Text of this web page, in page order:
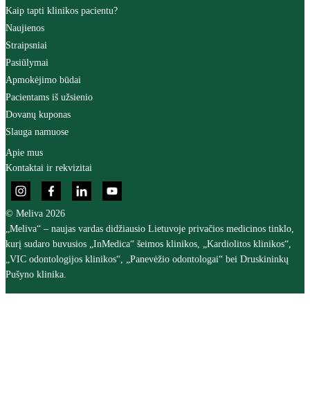
Kaip tapti klinikos pacientu?
Naujienos
Straipsniai
Pasiūlymai
Apmokėjimo būdai
Pacientams iš užsienio
Dovanų kuponas
Slauga namuose
Apie mus
Kontaktai ir rekvizitai
© Meliva 2026
„Meliva“ – naujas vardas didžiausio Lietuvoje privačios medicinos tinklo,
kurį sudaro buvusios „InMedica“ šeimos klinikos, „Kardiolitos klinikos“,
„VIC odontologijos klinikos“, „Panevėžio odontologai“ bei Druskininkų
Pušyno klinika.